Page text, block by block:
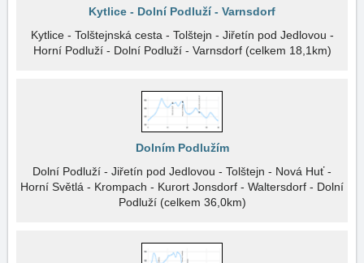
Kytlice - Dolní Podluží - Varnsdorf
Kytlice - Tolštejnská cesta - Tolštejn - Jiřetín pod Jedlovou -
Horní Podluží - Dolní Podluží - Varnsdorf (celkem 18,1km)
Dolním Podlužím
Dolní Podluží - Jiřetín pod Jedlovou - Tolštejn - Nová Huť -
Horní Světlá - Krompach - Kurort Jonsdorf - Waltersdorf - Dolní
Podluží (celkem 36,0km)